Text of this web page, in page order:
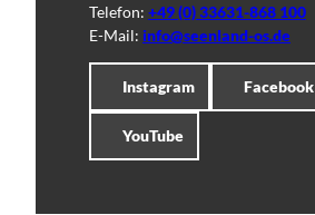
Telefon: +49 (0) 33631-868 100
E-Mail: info@seenland-os.de
Instagram Facebook
YouTube